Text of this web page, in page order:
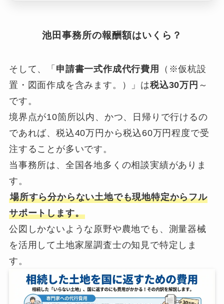
池田事務所の報酬額はいくら？
そして、「 申請書一式作成代行費用
（※仮杭設
置・図面作成を含みます。）」は税込30万円 ～
です。
境界点が10箇所以内、かつ、日帰りで行けるの
であれば、税込40万円から税込60万円程度で受
注することが多いです。
当事務所は、全国各地多くの相談実績がありま
す。
場所すら分からない土地でも現地特定からフル
サポートします。
公図しかないような原野や農地でも、測量器械
を活用して土地家屋調査士の知見で特定しま
す。